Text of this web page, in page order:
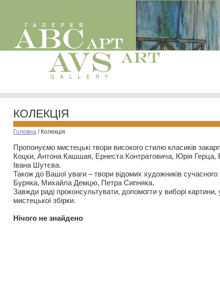
КОЛЕКЦІЯ
Головна / Колекція
Пропонуємо мистецькі твори високого стилю класиків
Коцки, Антона Кашшая, Ернеста Контратовича, Юрія
Івана Шутєва.
Також до Вашої уваги – твори відомих художників
Буряка, Михайла Демцю, Петра Сипняка.
Завжди раді проконсультувати, допомогти у виборі картини,
мистецької збірки.
Нiчого не знайдено